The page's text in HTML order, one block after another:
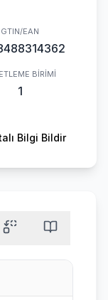
GTIN/EAN
BIRIMI
1
Bilgi Bildir